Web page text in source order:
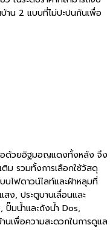
าน 2 แบบที่ไม่ปะปนกันเพื่อ
อด้วยอิฐมอญแดงทั้งหลัง จึง
ม รวมทั้งการเลือกใช้วัสดุ
บไฟดาวน์ไลท์และฝ้าหลุมที่
ง, ประตูบานเลื่อนและ
ปั๊มน้ำและถังน้ำ Dos,
เพื่อความสะดวกในการดูแล